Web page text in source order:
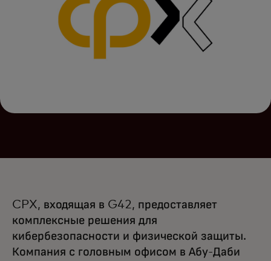
CPX, входящая в G42, предоставляет
комплексные решения для
кибербезопасности и физической защиты.
Компания с головным офисом в Абу-Даби